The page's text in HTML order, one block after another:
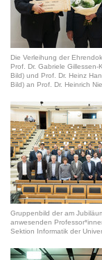
Die Verleihung der
Prof. Dr. Gabriele Gillessen-
Bild) und Prof. Dr. Heinz
Bild) an Prof. Dr. Heinrich
Gruppenbild der am
anwesenden
Sektion Informatik der